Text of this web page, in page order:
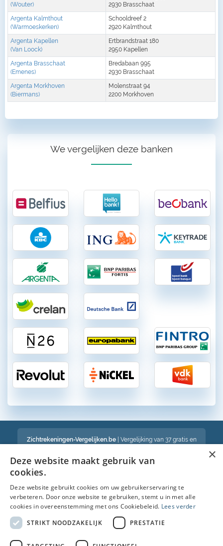
(Wouter)
2930 Brasschaat
Argenta Kalmthout
(Warmoeskerken)
Schooldreef 2
2920 Kalmthout
Argenta Kapellen
(Van Loock)
Ertbrandstraat 180
2950 Kapellen
Argenta Brasschaat
(Emenes)
Bredabaan 995
2930 Brasschaat
Argenta Morkhoven
(Biermans)
Molenstraat 94
2200 Morkhoven
We vergelijken deze banken
Zichtrekeningen-Vergelijken.be| Vergelijking van 37 gratis en
Een volledig onafhankelijke vergelijking van gratis en betalende
bankrekeningen in België
Bekijk ook :
Spaarrekening
×
Deze website maakt gebruik van
cookies.
Deze website gebruikt cookies om uw gebruikerservaring te
verbeteren. Door onze website te gebruiken, stemt u in met alle
cookies in overeenstemming met ons Cookiebeleid. Lees verder
STRIKT NOODZAKELIJK
PRESTATIE